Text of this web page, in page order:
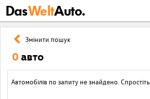
DasWeltAuto.
Змінити пошук
0авто
Автомобілів по запиту не знайдено.